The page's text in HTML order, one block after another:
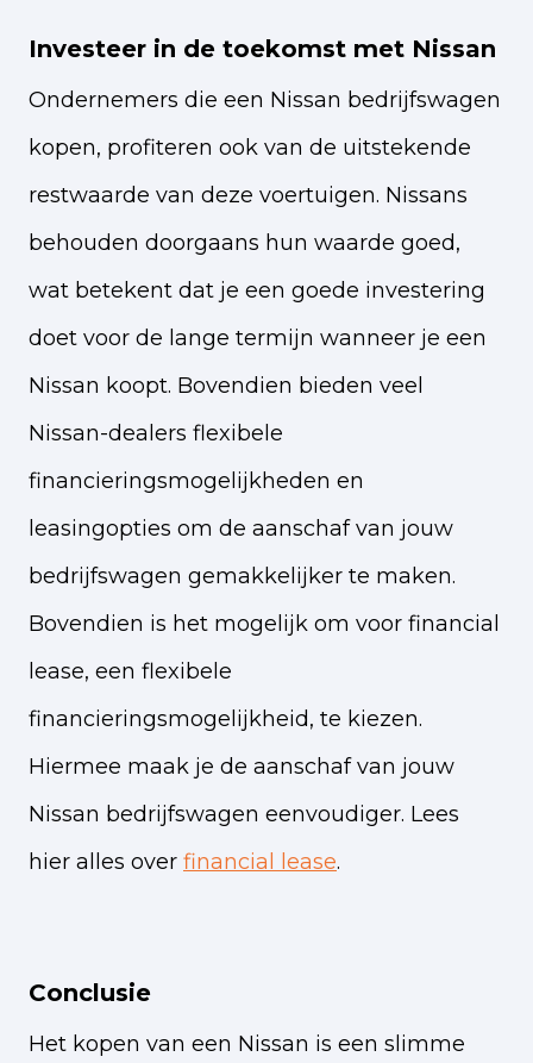
Investeer in de toekomst met Nissan
Ondernemers die een Nissan bedrijfswagen
kopen, profiteren ook van de uitstekende
restwaarde van deze voertuigen. Nissans
behouden doorgaans hun waarde goed,
wat betekent dat je een goede investering
doet voor de lange termijn wanneer je een
Nissan koopt. Bovendien bieden veel
Nissan-dealers flexibele
financieringsmogelijkheden en
leasingopties om de aanschaf van jouw
bedrijfswagen gemakkelijker te maken.
Bovendien is het mogelijk om voor financial
lease, een flexibele
financieringsmogelijkheid, te kiezen.
Hiermee maak je de aanschaf van jouw
Nissan bedrijfswagen eenvoudiger. Lees
hier alles over financial lease.
Conclusie
Het kopen van een Nissan is een slimme